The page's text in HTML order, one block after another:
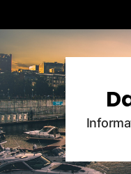
p
t
o
c
o
n
t